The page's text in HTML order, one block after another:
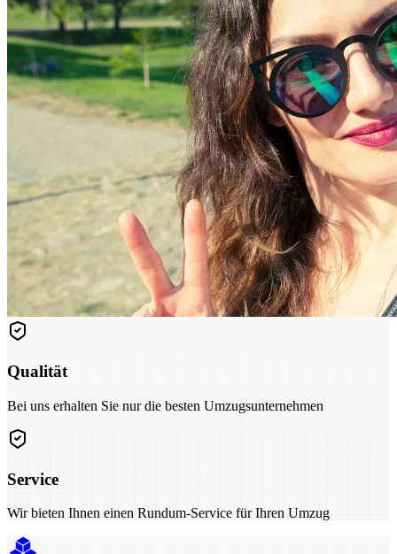
Qualität
Bei uns erhalten Sie nur die besten Umzugsunternehmen
Service
Wir bieten Ihnen einen Rundum-Service für Ihren Umzug